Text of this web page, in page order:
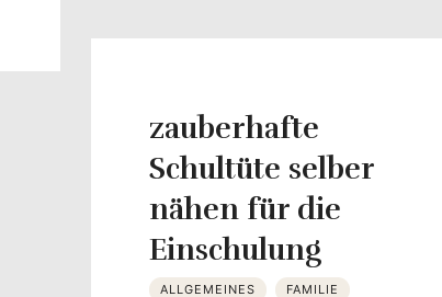
zauberhafte
Schultüte selber
nähen für die
Einschulung
ALLGEMEINES FAMILIE